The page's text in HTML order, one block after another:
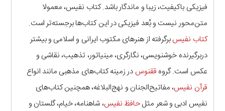
فیزیکی باکیفیت، زیبا و ماندگار باشد. کتاب نفیس، معمولا
متن‌محور نیست و بُعد فیزیکی در این کتاب‌ها برجسته‌تر است.
کتاب‌ نفیسبرگرفته از هنرهای مکتوب ایرانی و اسلامی و بیشتر
دربرگیرنده خوشنویسی، نگارگری، مینیاتور، تذهیب، نقاشی و
عکس است. گروه ققنوس در زمینه کتاب‌های مذهبی مانند انواع
قرآن نفیس، مفاتیح‌الجنان و نهج‌البلاغه، همچنین کتاب‌های
نفیس ادبی و شعر مثلحافظ نفیس، شاهنامه، خیام، گلستان و